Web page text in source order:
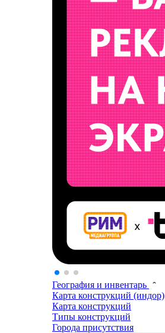
География и инвентарь
Карта конструкций (индор)
Карта конструкций
Типы конструкций
Города присутствия